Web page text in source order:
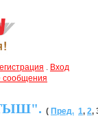
. Вход
сообщения
( Пред. 1, 2,